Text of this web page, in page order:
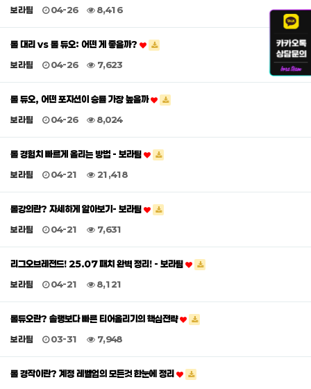
보라팀 04-26 8,416
롤 대리 vs 롤 듀오: 어떤 게 좋을까?
보라팀 04-26 7,623
롤 듀오, 어떤 포지션이 승률 가장 높을까
보라팀 04-26 8,024
롤 경험치 빠르게 올리는 방법 - 보라팀
보라팀 04-21 21,418
롤강의란? 자세하게 알아보기- 보라팀
보라팀 04-21 7,631
리그오브레전드! 25.07 패치 완벽 정리! - 보라팀
보라팀 04-21 8,121
롤듀오란? 솔랭보다 빠른 티어올리기의 핵심전략
보라팀 03-31 7,948
롤 경작이란? 계정 레벨업의 모든것 한눈에 정리